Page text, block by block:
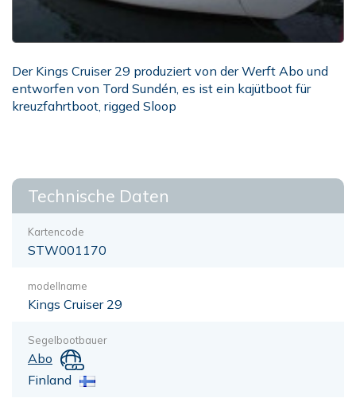
Der Kings Cruiser 29 produziert von der Werft Abo und
entworfen von Tord Sundén, es ist ein kajütboot für
kreuzfahrtboot, rigged Sloop
Technische Daten
Kartencode
STW001170
modellname
Kings Cruiser 29
Segelbootbauer
Abo
Finland